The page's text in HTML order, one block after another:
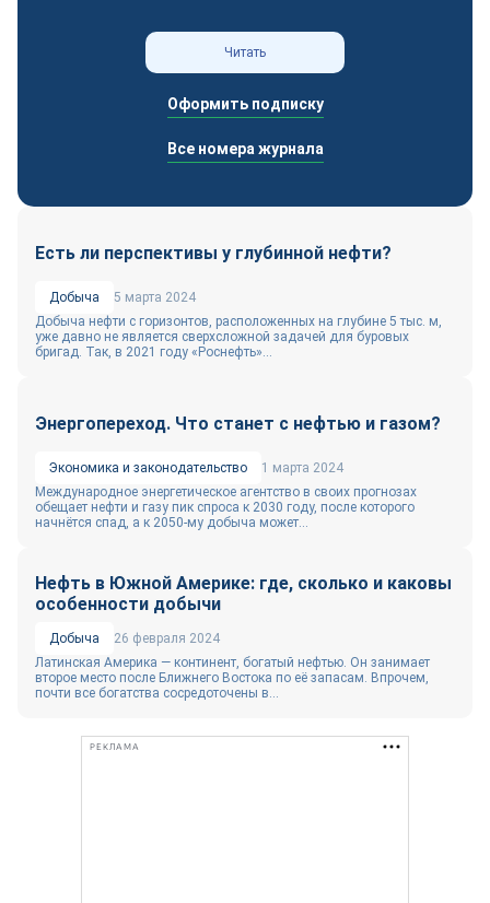
Читать
Оформить подписку
Все номера журнала
Есть ли перспективы у глубинной нефти?
Добыча
5 марта 2024
Добыча нефти с горизонтов, расположенных на глубине 5 тыс. м,
уже давно не является сверхсложной задачей для буровых
бригад. Так, в 2021 году «Роснефть»...
Энергопереход. Что станет с нефтью и газом?
Экономика и законодательство
1 марта 2024
Международное энергетическое агентство в своих прогнозах
обещает нефти и газу пик спроса к 2030 году, после которого
начнётся спад, а к 2050-му добыча может...
Нефть в Южной Америке: где, сколько и каковы
особенности добычи
Добыча
26 февраля 2024
Латинская Америка — континент, богатый нефтью. Он занимает
второе место после Ближнего Востока по её запасам. Впрочем,
почти все богатства сосредоточены в...
РЕКЛАМА